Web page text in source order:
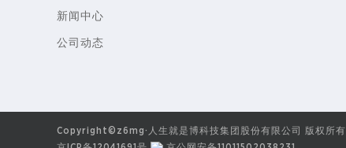
新闻中心
公司动态
Copyright©z6mg·人生就是博科技集团股份有限公司 版权所有